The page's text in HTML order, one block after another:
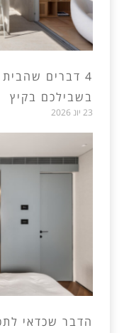
4 דברים
בשבילכם בקיץ
23 יונ 2026
הדבר שכדאי